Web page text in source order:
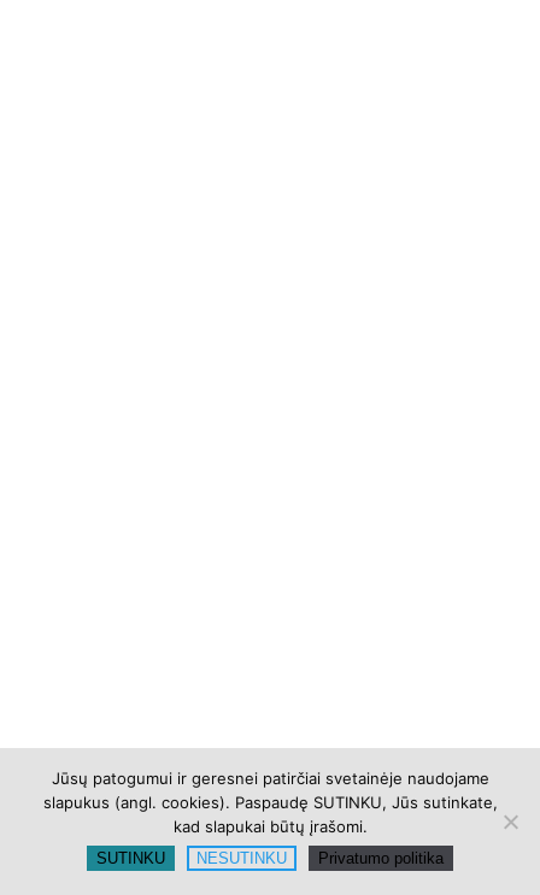
Jūsų patogumui ir geresnei patirčiai svetainėje naudojame
slapukus (angl. cookies). Paspaudę SUTINKU, Jūs sutinkate,
kad slapukai būtų įrašomi.
SUTINKU NESUTINKU Privatumo politika